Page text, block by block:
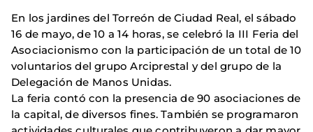
En los jardines del Torreón de Ciudad Real, el sábado
16 de mayo, de 10 a 14 horas, se celebró la III Feria del
Asociacionismo con la participación de un total de 10
voluntarios del grupo Arciprestal y del grupo de la
Delegación de Manos Unidas.
La feria contó con la presencia de 90 asociaciones de
la capital, de diversos fines. También se programaron